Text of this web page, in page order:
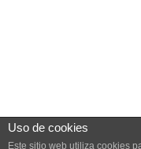
Uso de cookies
Este sitio web utiliza cookies